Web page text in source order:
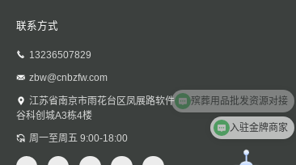
联系方式
13236507829
zbw@cnbzfw.com
江苏省南京市雨花台区凤展路软件
谷科创城A3栋4楼
周一至周五 9:00-18:00
殡葬用品批发资源对接
入驻金牌商家